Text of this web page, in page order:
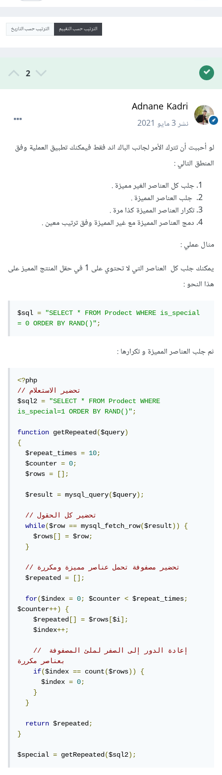
الترتيب حسب التقييم الترتيب حسب التاريخ
2
Adnane Kadri
نشر3 مايو 2021
لو أحببت أن تترك الأمر لجانب الباك اند فقط فيمكنك تطبيق العملية وفق
المنطق التالي :
جلب كل العناصر الغير مميزة .
جلب العناصر المميزة .
تكرار العناصر المميزة كذا مرة .
دمج العناصر المميزة مع غير المميزة وفق ترتيب معين .
مثال عملي :
يمكنك جلب كل العناصر التي لا تحتوي على 1 في حقل المنتج المميز على
هذا النحو :
$sql =
"SELECT * FROM Prodect WHERE is_special
= 0 ORDER BY RAND()";
ثم جلب العناصر المميزة و تكرارها :
<?
// تحضير الاستعلام
$sql2 =
"SELECT * FROM Prodect WHERE
is_special=1 ORDER BY RAND()";
function getRepeated($query)
{
  $repeat_times
= 10;
  $counter
= 0;
  $rows
= [];
  $result
= mysql_query($query);
// تحضير كل الحقول
while($row == mysql_fetch_row($result))
{
    $rows
[] = $row;
}
  $repeated
= [];
for($index = 0; $counter < $repeat_times;
$counter++)
{
    $repeated
[] = $rows [$i];
    $index
++;
// إعادة الدور إلى الصفر لملئ المصفوفة
بعناصر مكررة
if($index == count($rows))
{
      $index
= 0;
}
}
return $repeated;
}
$special = getRepeated($sql2);